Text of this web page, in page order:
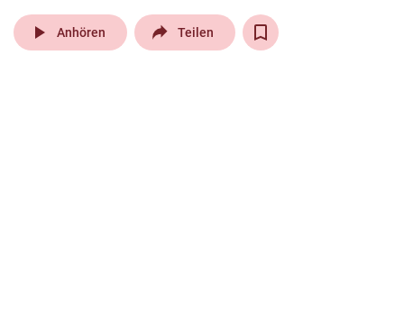
pin_drop
Wien arrow_right
play_arrow Anhören Teilen